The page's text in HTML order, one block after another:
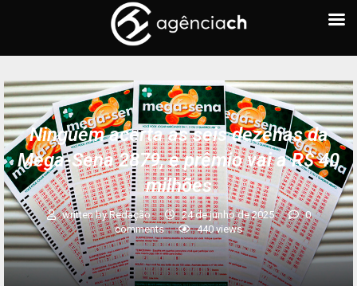
Ninguém acerta as seis dezenas da
Mega-Sena 2879, e prêmio vai a R$ 40
milhões
written byRedação 24 de junho de 2025
0
comments
440views